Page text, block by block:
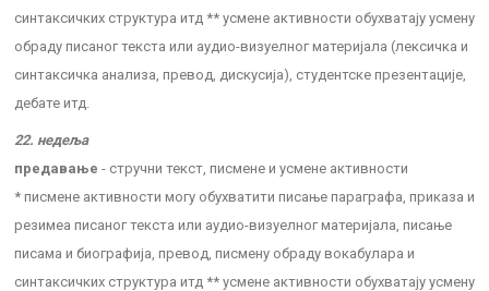
синтаксичких структура итд ** усмене активности обухватају усмену
обраду писаног текста или аудио-визуелног материјала (лексичка и
синтаксичка анализа, превод, дискусија), студентске презентације,
дебате итд.
22. недеља
предавање - стручни текст, писмене и усмене активности
* писмене активности могу обухватити писање параграфа, приказа и
резимеа писаног текста или аудио-визуелног материјала, писање
писама и биографија, превод, писмену обраду вокабулара и
синтаксичких структура итд ** усмене активности обухватају усмену